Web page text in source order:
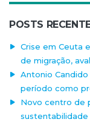
POSTS
Crise em Ceuta
de migração,
Antonio
período como
Novo centro de